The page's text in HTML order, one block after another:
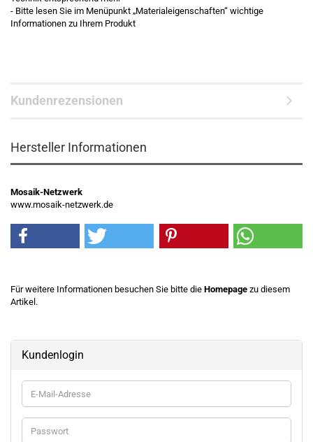
- Bitte lesen Sie im Menüpunkt „Materialeigenschaften“ wichtige
Informationen zu Ihrem Produkt
Kundenrezensionen
Hersteller Informationen
Mosaik-Netzwerk
www.mosaik-netzwerk.de
Für weitere Informationen besuchen Sie bitte die Homepage zu diesem
Artikel.
Kundenlogin
E-
Mail-
Adresse
Passwort